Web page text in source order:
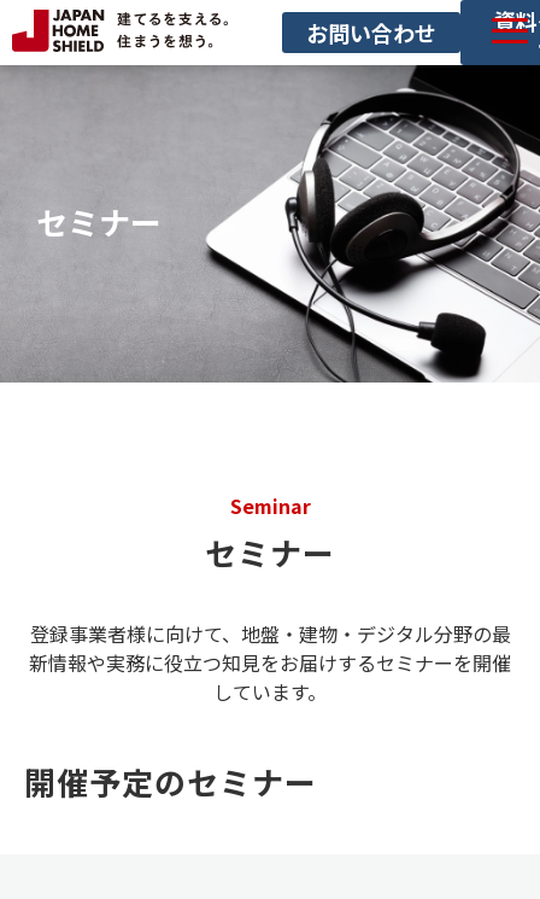
お問い合わせ 資
セミナー
お役立ち情報
サービス利用の流れ
     セミナー
Seminar
セミナー
登録事業者様に向けて、地盤・建物・デジタル分野の最
新情報や実務に役立つ知見をお届けするセミナーを開催
しています。
開催予定のセミナー